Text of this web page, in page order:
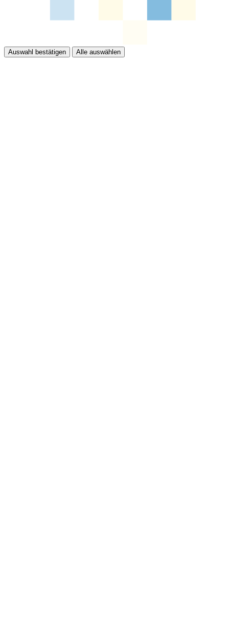
Auswahl bestätigen Alle auswählen